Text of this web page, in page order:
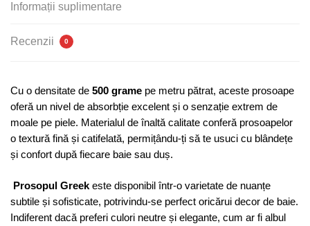
Informații suplimentare
Recenzii 0
Cu o densitate de 500 grame pe metru pătrat, aceste prosoape
oferă un nivel de absorbție excelent și o senzație extrem de
moale pe piele. Materialul de înaltă calitate conferă prosoapelor
o textură fină și catifelată, permițându-ți să te usuci cu blândețe
și confort după fiecare baie sau duș.
Prosopul Greek este disponibil într-o varietate de nuanțe
subtile și sofisticate, potrivindu-se perfect oricărui decor de baie.
Indiferent dacă preferi culori neutre și elegante, cum ar fi albul